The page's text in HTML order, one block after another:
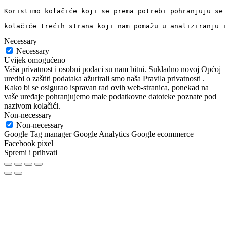
Koristimo kolačiće koji se prema potrebi pohranjuju
kolačiće trećih strana koji nam pomažu u
Necessary
Necessary
Uvijek omogućeno
Vaša privatnost i osobni podaci su nam bitni. Sukladno novoj Općoj
uredbi o zaštiti podataka ažurirali smo naša Pravila privatnosti .
Kako bi se osigurao ispravan rad ovih web-stranica, ponekad na
vaše uređaje pohranjujemo male podatkovne datoteke poznate pod
nazivom kolačići.
Non-necessary
Non-necessary
Google Tag manager Google Analytics Google ecommerce
Facebook pixel
Spremi i prihvati